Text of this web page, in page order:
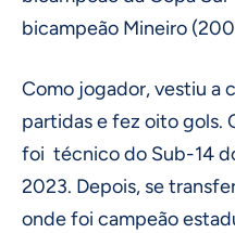
bicampeão Mineiro
Como jogador, vestiu a
partidas e fez oito gols.
foi técnico do Sub-14
2023. Depois, se
onde foi campeão